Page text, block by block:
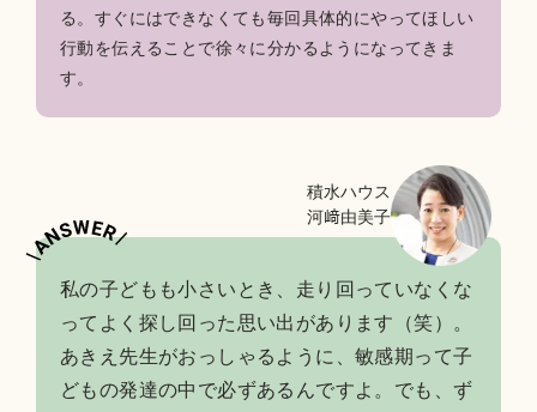
る。すぐにはできなくても毎回具体的にやってほしい
行動を伝えることで徐々に分かるようになってきま
す。
積水ハウス
河﨑由美子
私の子どもも小さいとき、走り回っていなくな
ってよく探し回った思い出があります（笑）。
あきえ先生がおっしゃるように、敏感期って子
どもの発達の中で必ずあるんですよ。でも、ず